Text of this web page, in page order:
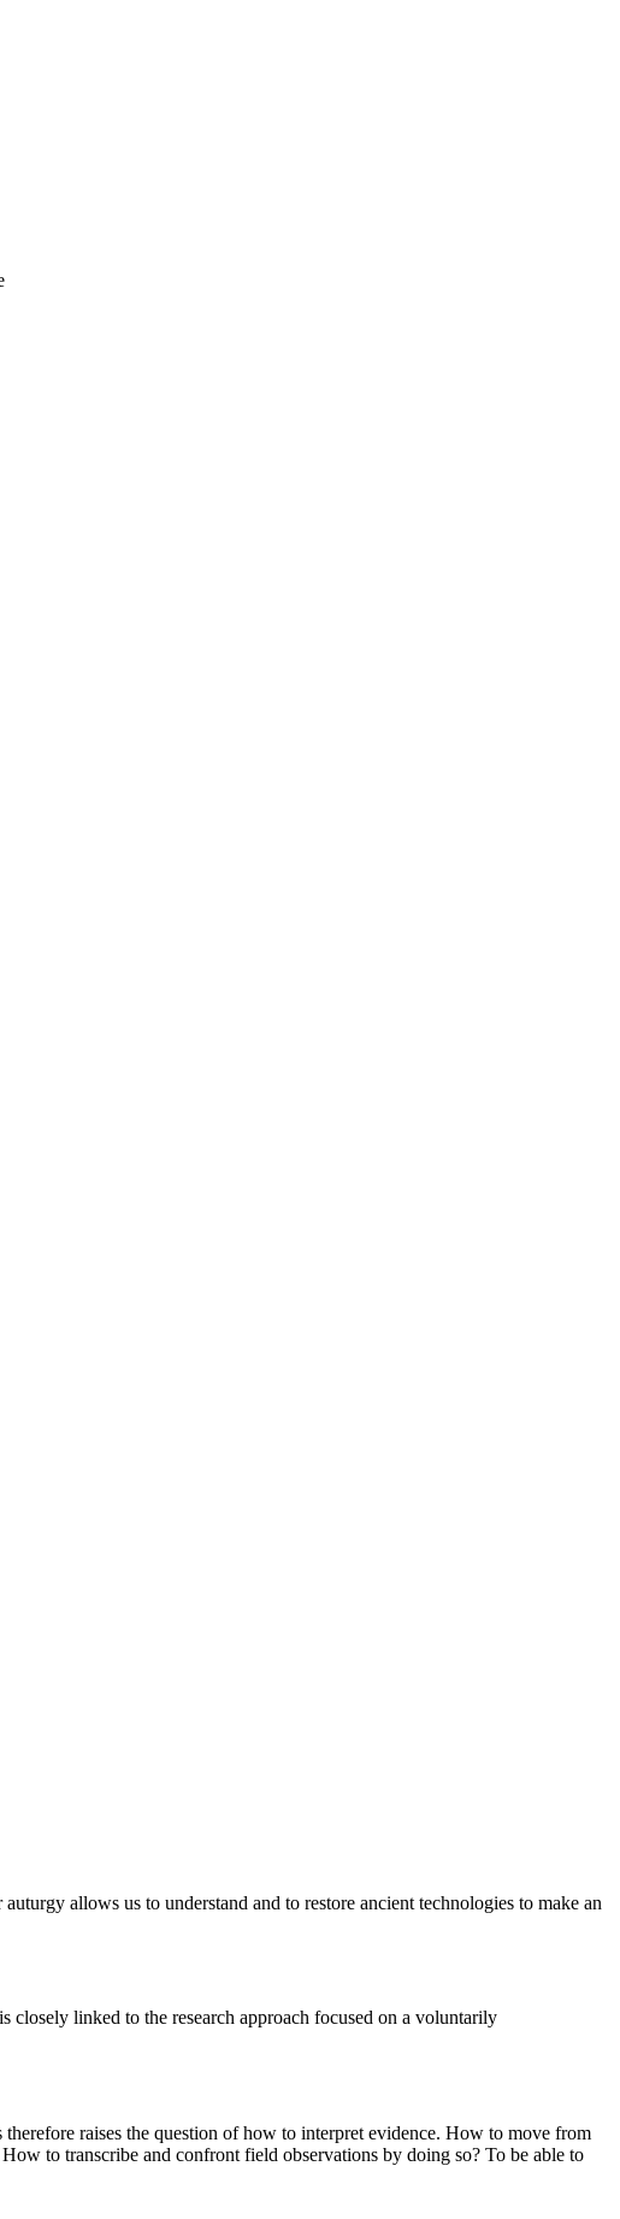
allows us to understand and to restore ancient technologies to make an
linked to the research approach focused on a voluntarily
raises the question of how to interpret evidence. How to move from
to transcribe and confront field observations by doing so? To be able to